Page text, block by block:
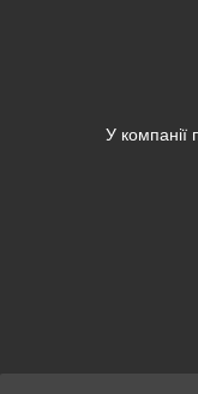
У компанії